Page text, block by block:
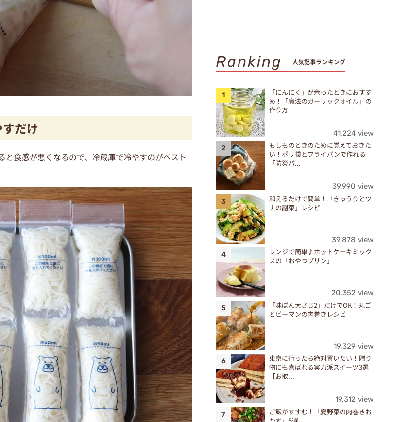
だけ
と食感が悪くなるので、冷蔵庫で冷やすのがベスト
Ranking 人気記事ランキング
「にんにく」が余ったときにおすす
め！「魔法のガーリックオイル」の
作り方
41,224 view
もしものときのために覚えておきた
い！ポリ袋とフライパンで作れる
「防災パ...
39,990 view
和えるだけで簡単！「きゅうりとツ
ナの副菜」レシピ
39,878 view
レンジで簡単♪ホットケーキミック
スの「おやつプリン」
20,352 view
「味ぽん大さじ2」だけでOK！丸ご
とピーマンの肉巻きレシピ
19,329 view
東京に行ったら絶対買いたい！贈り
物にも喜ばれる実力派スイーツ3選
【お取...
19,312 view
ご飯がすすむ！「夏野菜の肉巻きお